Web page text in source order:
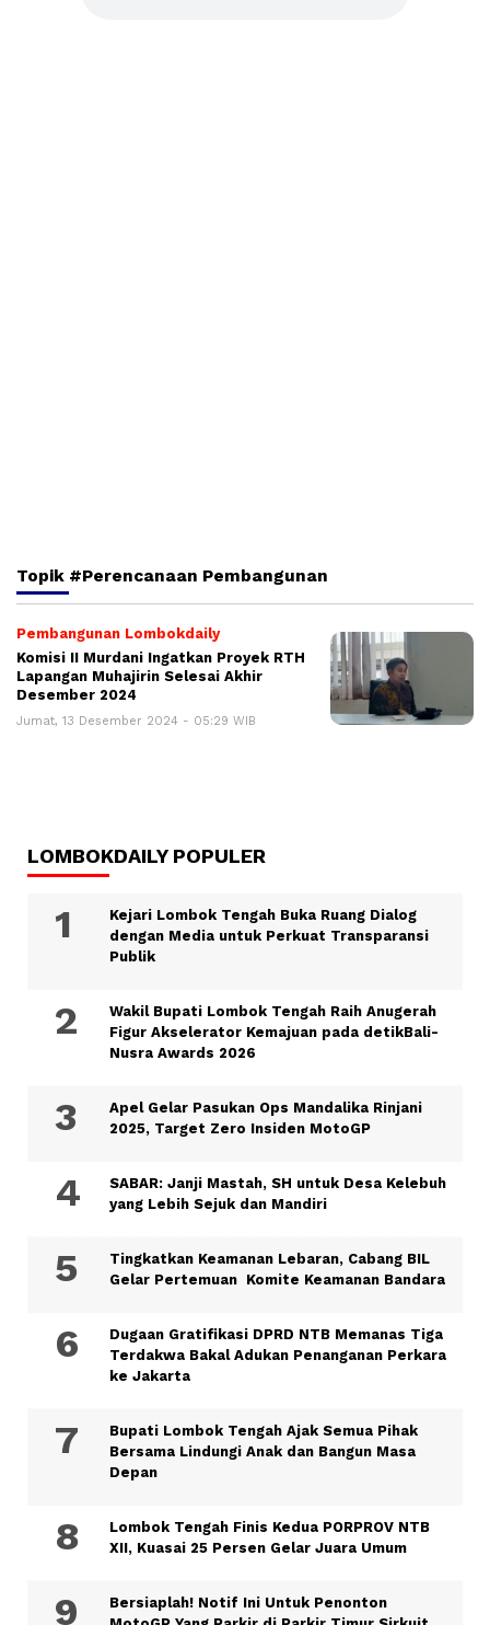
Topik #Perencanaan Pembangunan
Pembangunan Lombokdaily
Komisi II Murdani Ingatkan Proyek RTH
Lapangan Muhajirin Selesai Akhir
Desember 2024
Jumat, 13 Desember 2024 - 05:29 WIB
LOMBOKDAILY POPULER
Kejari Lombok Tengah Buka Ruang Dialog
dengan Media untuk Perkuat Transparansi
Publik
Wakil Bupati Lombok Tengah Raih Anugerah
Figur Akselerator Kemajuan pada detikBali-
Nusra Awards 2026
Apel Gelar Pasukan Ops Mandalika Rinjani
2025, Target Zero Insiden MotoGP
SABAR: Janji Mastah, SH untuk Desa Kelebuh
yang Lebih Sejuk dan Mandiri
Tingkatkan Keamanan Lebaran, Cabang BIL
Gelar Pertemuan Komite Keamanan Bandara
Dugaan Gratifikasi DPRD NTB Memanas Tiga
Terdakwa Bakal Adukan Penanganan Perkara
ke Jakarta
Bupati Lombok Tengah Ajak Semua Pihak
Bersama Lindungi Anak dan Bangun Masa
Depan
Lombok Tengah Finis Kedua PORPROV NTB
XII, Kuasai 25 Persen Gelar Juara Umum
Bersiaplah! Notif Ini Untuk Penonton